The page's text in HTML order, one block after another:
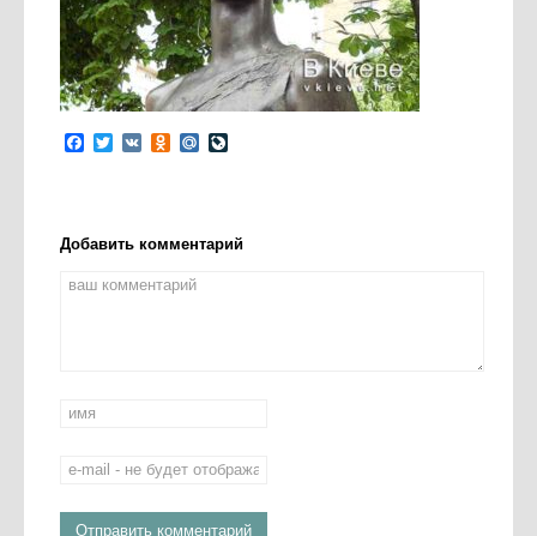
Facebook
Twitter
VK Odnoklassniki
Mail.Ru
Добавить комментарий